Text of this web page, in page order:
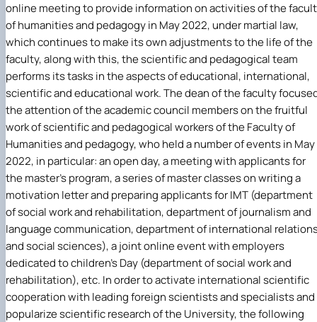
online meeting to provide information on activities ofthe
of humanities and pedagogyin May 2022, under martial law,
which continues to make its own adjustments to the life of the
faculty, along with this, the scientific and pedagogical team
performs its tasks in the aspects of educational, international,
scientific and educational work. The dean of the faculty
the attention of the academic council members on the fruitful
work of scientific and pedagogical workers of the Faculty of
Humanities and pedagogy, who held a number of events in May
2022, in particular: an open day, a meeting with applicants for
the master's program, a series of master classes on writing a
motivation letter and preparing applicants for IMT (department
of social work and rehabilitation,department of journalism and
language communication,department of international
and social sciences), a joint online event with employers
dedicated to children's Day (department of social work and
rehabilitation), etc. In order to activate international scientific
cooperation with leading foreign scientists and specialists and
popularize scientific research of the University, the following